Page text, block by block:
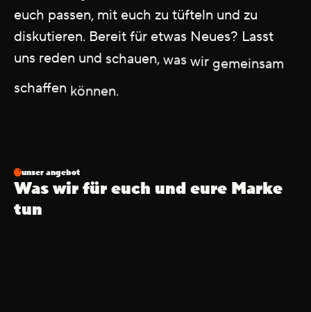
euch passen, mit euch zu tüfteln und zu
diskutieren. Bereit für etwas Neues? Lasst
uns reden und schauen, was wir gemeinsam
schaffen
unser angebot
Was wir für euch und eure Marke
tun